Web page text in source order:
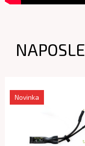
Novinka